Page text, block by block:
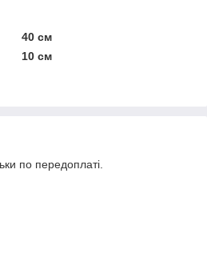
40 см
10 см
по передоплаті.